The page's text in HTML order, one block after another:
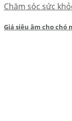
Chăm sóc sức
Giá siêu âm cho chó